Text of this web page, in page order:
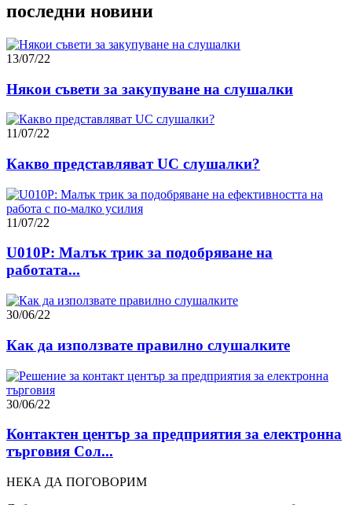
последни новини
13/07/22
Някои съвети за закупуване на слушалки
11/07/22
Какво представляват UC слушалки?
11/07/22
U010P: Малък трик за подобряване на
работата...
30/06/22
Как да използвате правилно слушалките
30/06/22
Контактен център за предприятия за електронна
търговия Сол...
НЕКА ДА ПОГОВОРИМ